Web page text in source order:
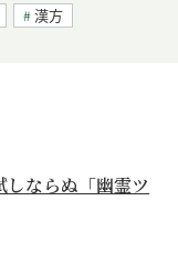
漢方
ならぬ「幽霊ツ